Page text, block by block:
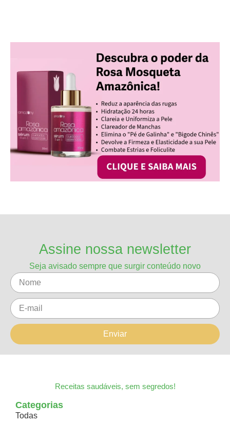
Assine nossa newsletter
Seja avisado sempre que surgir conteúdo novo
Enviar
Receitas saudáveis, sem segredos!
Categorias
Todas